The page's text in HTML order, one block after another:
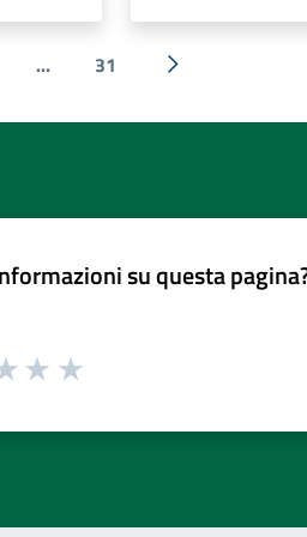
... 31
Successiva »
su questa